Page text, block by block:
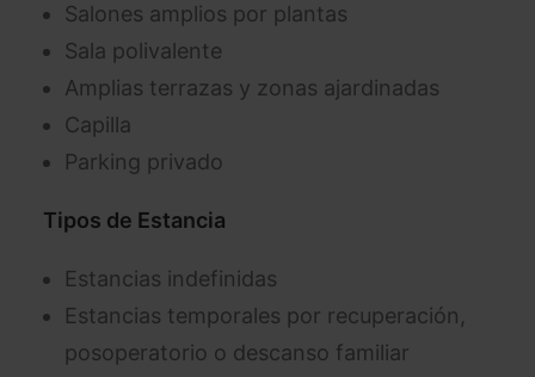
Salones amplios por plantas
Sala polivalente
Amplias terrazas y zonas ajardinadas
Capilla
Parking privado
Tipos de Estancia
Estancias indefinidas
Estancias temporales por recuperación,
posoperatorio o descanso familiar